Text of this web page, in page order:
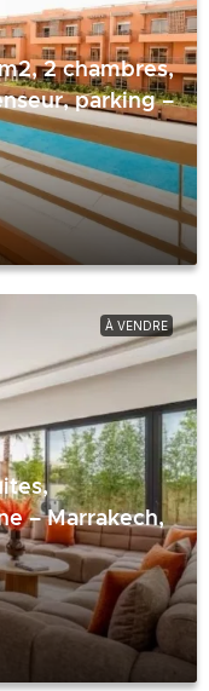
2 chambres,
parking –
À VENDRE
– Marrakech,